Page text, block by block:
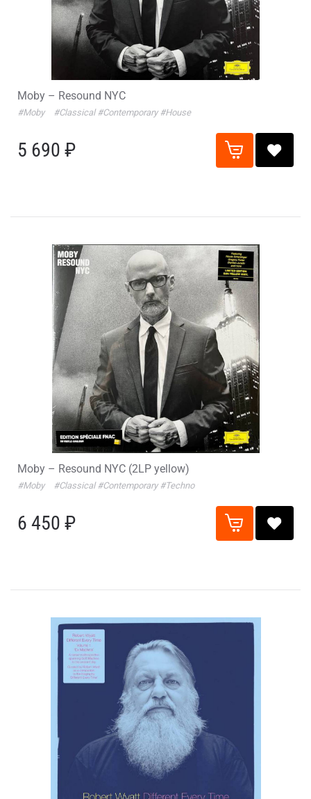
Moby – Resound NYC
#Moby #Classical #Contemporary #House
5 690 ₽
Moby – Resound NYC (2LP yellow)
#Moby #Classical #Contemporary #Techno
6 450 ₽